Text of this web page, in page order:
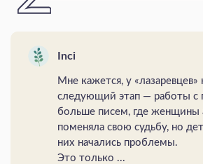
Inci
Мне кажется, у «лазаревцев»
следующий этап — работы с
больше писем, где женщины
поменяла свою судьбу, но
них начались проблемы.
Это только ...